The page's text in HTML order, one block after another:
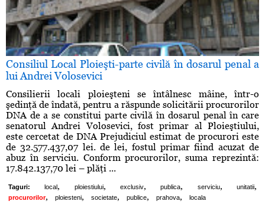
Consiliul Local Ploieşti-parte civilă în dosarul penal a
lui Andrei Volosevici
Consilierii locali ploieşteni se întâlnesc mâine, într-o
şedinţă de îndată, pentru a răspunde solicitării procurorilor
DNA de a se constitui parte civilă în dosarul penal în care
senatorul Andrei Volosevici, fost primar al Ploieştiului,
este cercetat de DNA Prejudiciul estimat de procurori este
de 32.577.437,07 lei. de lei, fostul primar fiind acuzat de
abuz în serviciu. Conform procurorilor, suma reprezintă:
17.842.137,70 lei – plăţi ...
Taguri: local , ploiestiului, exclusiv, publica, serviciu, unitatii,
procurorilor, ploiesteni, societate, publice, prahova, locala